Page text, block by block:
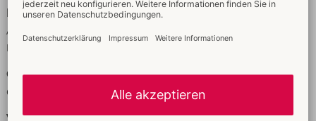
Daten
Aroma:
Farbe:
Größe
Gewicht: